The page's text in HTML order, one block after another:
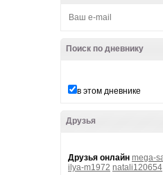
Поиск по дневнику
в этом дневнике
Друзья
Друзья онлайн mega-
ilya-m1972 natali120654